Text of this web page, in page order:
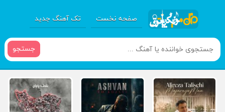
صفحه نخست تک آهنگ جدید
جستجو